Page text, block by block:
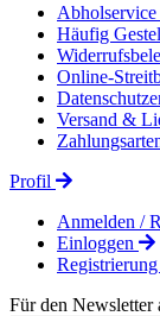
Häufig
Online-
Versand &
Profil
Anmelden /
Einloggen
Registrierung
Für den Newsletter